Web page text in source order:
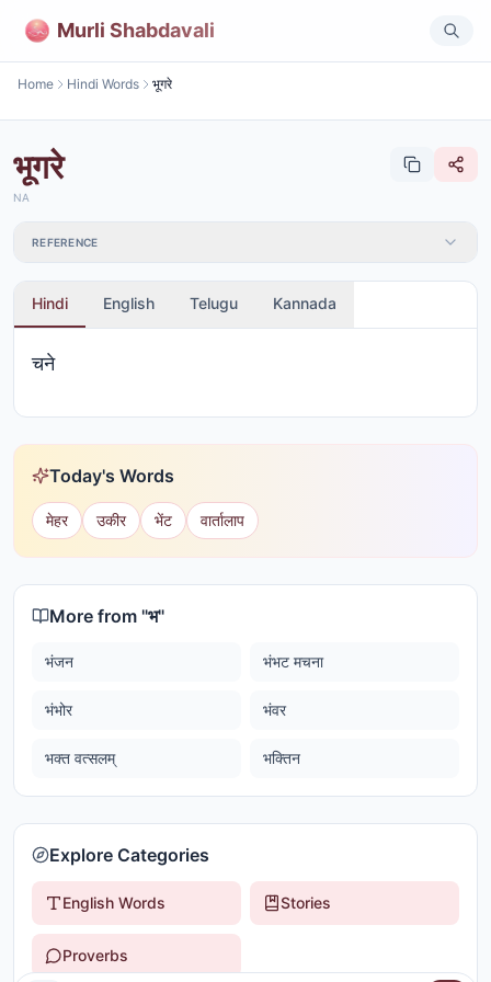
Murli Shabdavali
Home Hindi Words भूगरे
भूगरे
NA
REFERENCE
Hindi English Telugu Kannada
चने
Today's Words
मेहर उकीर भेंट वार्तालाप
More from "भ"
भंजन भंभट मचना
भंभोर भंवर
भक्त वत्सलम् भक्तिन
Explore Categories
English Words Stories
Proverbs